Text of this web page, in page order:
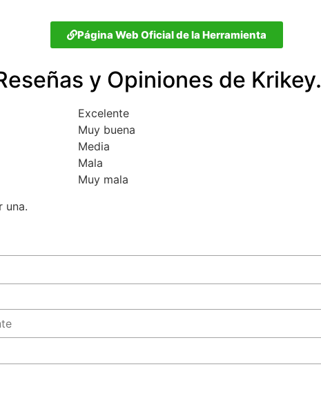
Página Web Oficial de la Herramienta
y Opiniones de
Excelente
Muy buena
Media
Mala
Muy mala
una.